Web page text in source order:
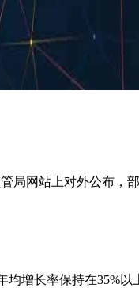
局网站上对外公布，
增长率保持在35%以